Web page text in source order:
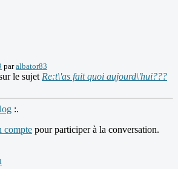
paralbator83
le sujet Re:t\'as fait quoi aujourd\'hui???
:.
compte pour participer à la conversation.